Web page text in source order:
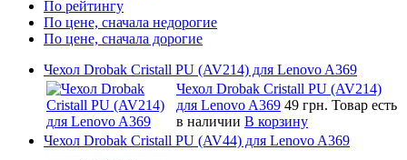
По рейтингу
По цене, сначала недорогие
По цене, сначала дорогие
Чехол Drobak Cristall PU (AV214) для Lenovo A369
Чехол Drobak Cristall PU (AV214)
для Lenovo A369 49 грн. Товар есть
в наличии В корзину
Чехол Drobak Cristall PU (AV44) для Lenovo A369